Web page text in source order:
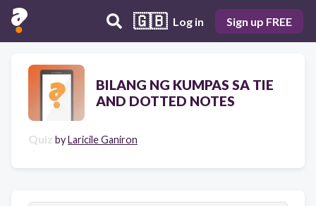
🇬🇧 Log in Sign up FREE
BILANG NG KUMPAS SA TIE
AND DOTTED NOTES
Quiz byLaricile Ganiron